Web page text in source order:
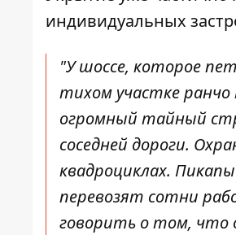
индивидуальных
"У шоссе, которое
тихом участке
огромный тайный
соседней дороги.
квадроциклах.
перевозят сотни
говорить о том, что